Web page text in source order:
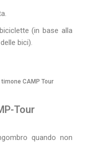
(in base alla
bici).
CAMP Tour
Tour
quando non